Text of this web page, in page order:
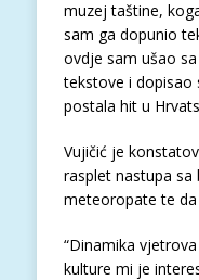
muzej taštine,
sam ga dopunio
ovdje sam ušao
tekstove i dopisao
postala hit u
Vujičić je
rasplet nastupa
meteoropate te
“Dinamika
kulture mi je